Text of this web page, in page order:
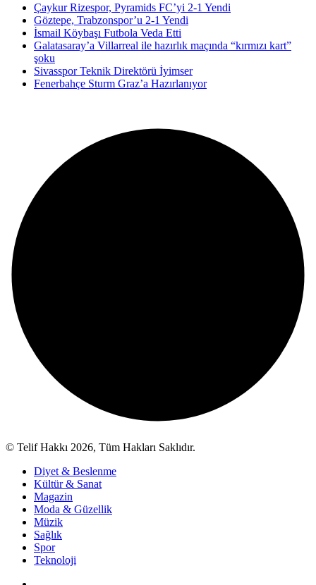
Çaykur Rizespor, Pyramids FC’yi 2-1 Yendi
Göztepe, Trabzonspor’u 2-1 Yendi
İsmail Köybaşı Futbola Veda Etti
Galatasaray’a Villarreal ile hazırlık maçında “kırmızı kart”
şoku
Sivasspor Teknik Direktörü İyimser
Fenerbahçe Sturm Graz’a Hazırlanıyor
© Telif Hakkı 2026, Tüm Hakları Saklıdır.
Diyet & Beslenme
Kültür & Sanat
Magazin
Moda & Güzellik
Müzik
Sağlık
Spor
Teknoloji